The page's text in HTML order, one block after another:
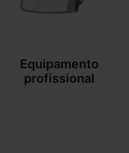
Equipamento
profissional